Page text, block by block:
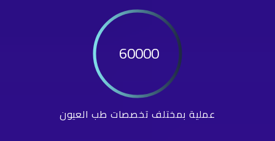
60000
عملية بمختلف تخصصات طب العيون